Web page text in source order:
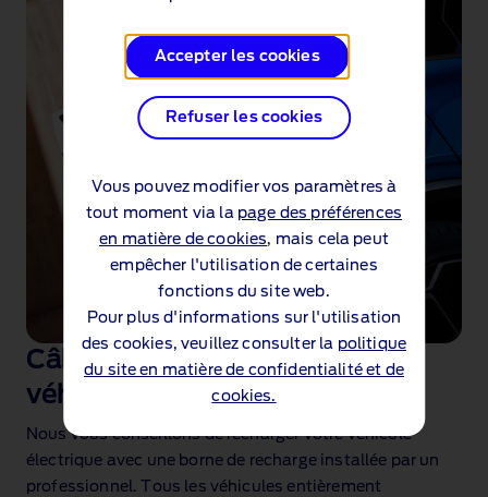
Accepter les cookies
Refuser les cookies
Vous pouvez modifier vos paramètres à
tout moment via la page des préférences
en matière de cookies, mais cela peut
empêcher l'utilisation de certaines
fonctions du site web.
Pour plus d'informations sur l'utilisation
des cookies, veuillez consulter la politique
du site en matière de confidentialité et de
cookies.
Câbles de recharge pour
véhicules électriques
Nous vous conseillons de recharger votre véhicule
électrique avec une borne de recharge installée par un
professionnel. Tous les véhicules entièrement